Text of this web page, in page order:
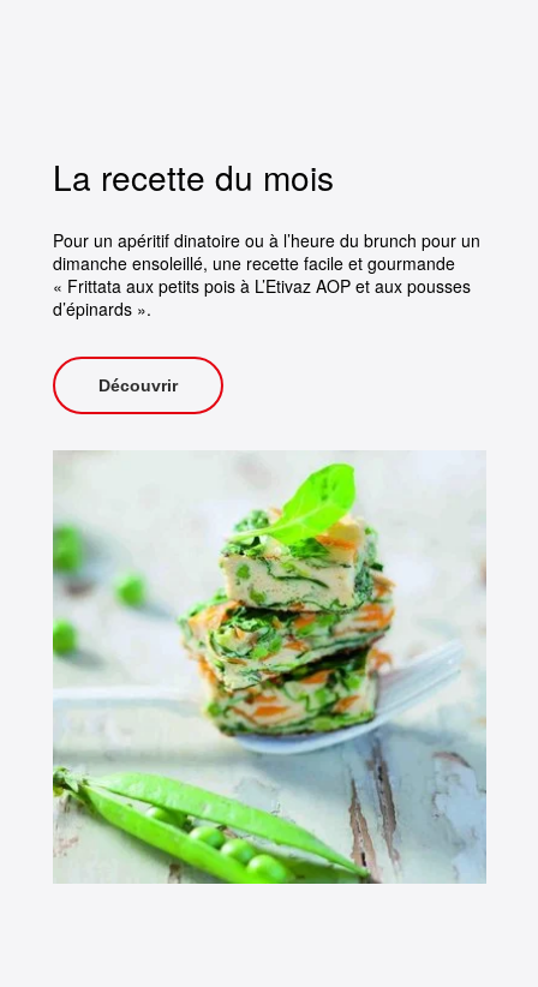
La recette du mois
Pour un apéritif dinatoire ou à l’heure du brunch pour un
dimanche ensoleillé, une recette facile et gourmande
« Frittata aux petits pois à L’Etivaz AOP et aux pousses
d’épinards ».
Découvrir